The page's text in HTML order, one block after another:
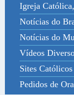
Igreja
Notícias do
Notícias do
Vídeos
Sites Católicos
Pedidos de